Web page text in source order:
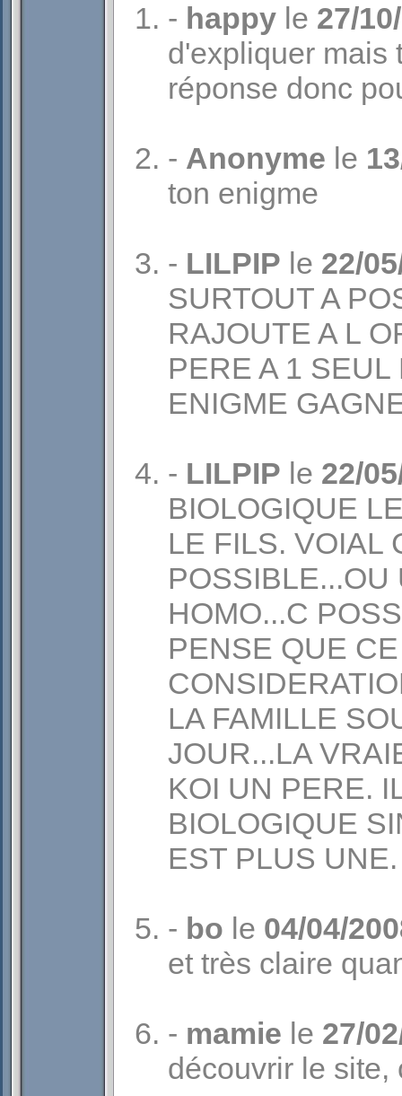
- happy le 27/
d'expliquer mais
réponse donc
- Anonyme le
ton enigme
- LILPIP le 22/
SURTOUT A
RAJOUTE A L
PERE A 1
ENIGME
- LILPIP le 22/
BIOLOGIQUE
LE FILS. VOIAL
HOMO...C
PENSE QUE
LA FAMILLE
JOUR...LA
KOI UN PERE.
BIOLOGIQUE
EST PLUS UNE.
- bo le 04/04/
et très claire
- mamie le 27/
découvrir le site,